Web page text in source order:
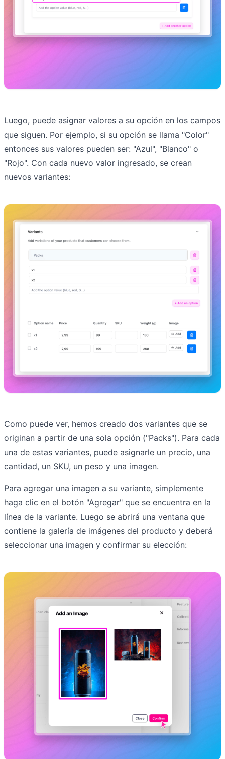
Luego, puede asignar valores a su opción en los campos
que siguen. Por ejemplo, si su opción se llama "Color"
entonces sus valores pueden ser: "Azul", "Blanco" o
"Rojo". Con cada nuevo valor ingresado, se crean
nuevos variantes:
Como puede ver, hemos creado dos variantes que se
originan a partir de una sola opción ("Packs"). Para cada
una de estas variantes, puede asignarle un precio, una
cantidad, un SKU, un peso y una imagen.
Para agregar una imagen a su variante, simplemente
haga clic en el botón "Agregar" que se encuentra en la
línea de la variante. Luego se abrirá una ventana que
contiene la galería de imágenes del producto y deberá
seleccionar una imagen y confirmar su elección: